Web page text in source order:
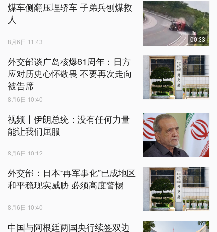
煤车侧翻压埋轿车 子弟兵刨煤救
人
8月6日 11:43 00:33
外交部谈广岛核爆81周年：日方
应对历史心怀敬畏 不要再次走向
被告席
8月6日 10:40
视频丨伊朗总统：没有任何力量
能让我们屈服
8月6日 10:12
外交部：日本“再军事化”已成地区
和平稳现实威胁 必须高度警惕
8月6日 10:40
中国与阿根廷两国央行续签双边